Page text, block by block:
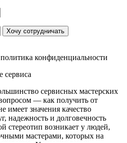
Хочу сотрудничать
конфиденциальности
сервиса
сервисных мастерских
— как получить от
имеет значения качество
надежность и долговечность
стереотип возникает у людей,
мастерами, которых на